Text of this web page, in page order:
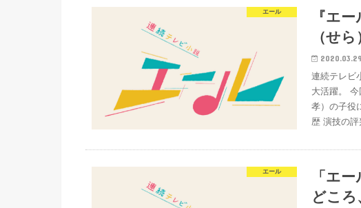
エール
『エ
（せ
2020.03.29
連続テレビ
大活躍。
孝）の子役
歴 演技の
エール
「エ
どころ